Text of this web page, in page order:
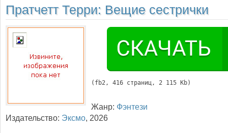
Пратчетт Терри: Вещие сестрички
( fb2, 416 страниц, 2 115 Kb)
Жанр: Фэнтези
Издательство: Эксмо, 2026